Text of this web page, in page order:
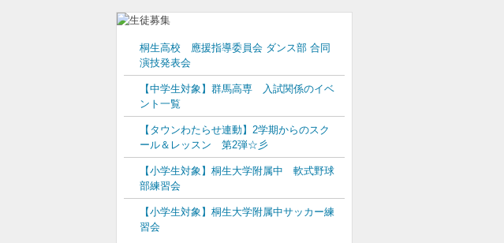
桐生高校 應援指導委員会 ダンス部 合同
演技発表会
【中学生対象】群馬高専 入試関係のイベ
ント一覧
【タウンわたらせ連動】2学期からのスク
ール＆レッスン 第2弾☆彡
【小学生対象】桐生大学附属中 軟式野球
部練習会
【小学生対象】桐生大学附属中サッカー練
習会